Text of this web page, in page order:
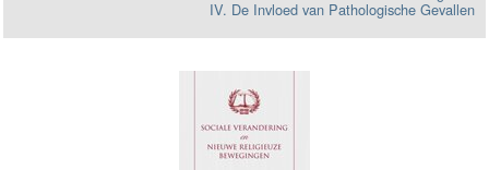
IV. De Invloed van Pathologische Gevallen